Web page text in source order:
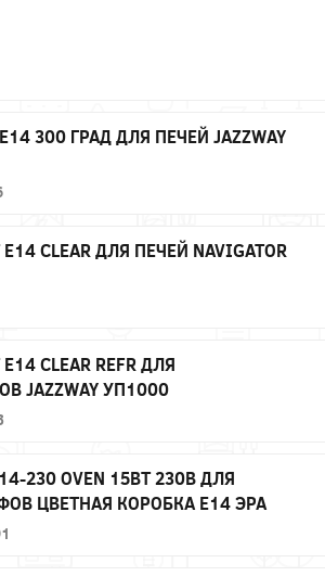
300 ГРАД ДЛЯ ПЕЧЕЙ JAZZWAY
CLEAR ДЛЯ ПЕЧЕЙ NAVIGATOR
CLEAR REFR ДЛЯ
JAZZWAY УП1000
230 OVEN 15ВТ 230В ДЛЯ
ЦВЕТНАЯ КОРОБКА Е14 ЭРА